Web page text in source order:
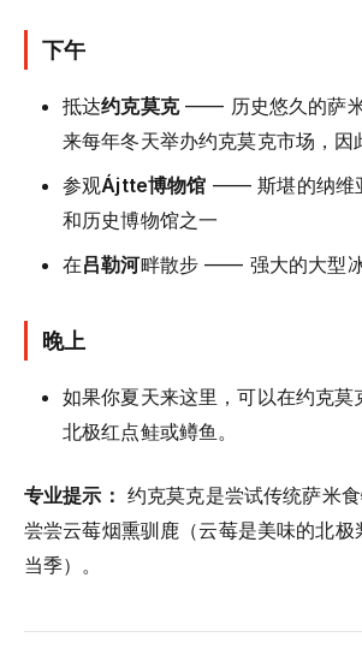
下午
抵达约克莫克—— 历史悠久的萨米
来每年冬天举办约克莫克市场，因
参观Ájtte博物馆 —— 斯堪的纳维
和历史博物馆之一
在吕勒河畔散步 —— 强大的大型
晚上
如果你夏天来这里，可以在约克莫
北极红点鲑或鳟鱼。
专业提示： 约克莫克是尝试传统萨米
尝尝云莓烟熏驯鹿（云莓是美味的北极
当季）。